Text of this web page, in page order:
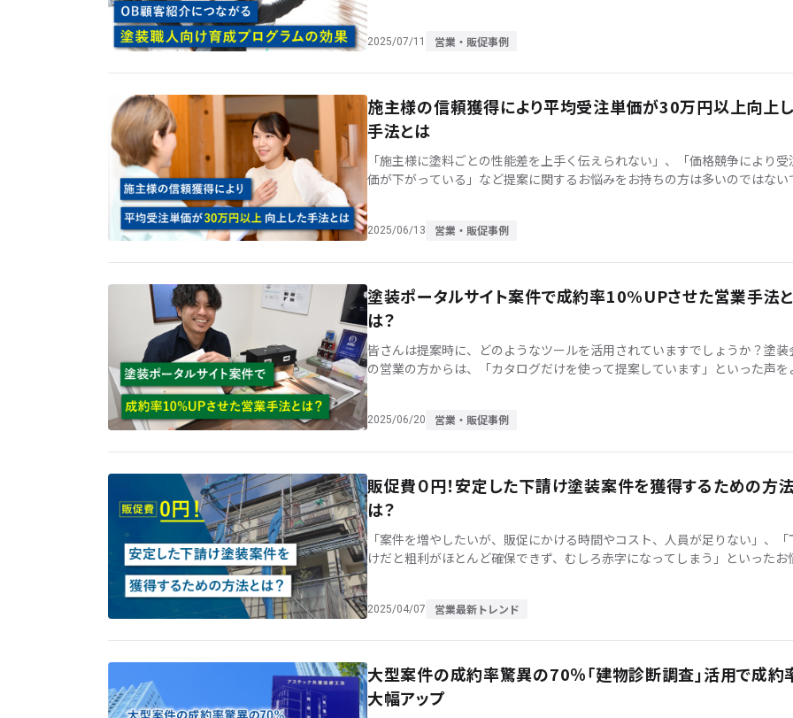
2025/07/11 営業・販促事例
施主様の信頼獲得により平均受注単価が30万円以上向上
手法とは
「施主様に塗料ごとの性能差を上手く伝えられない」、「価格競争により受
価が下がっている」など提案に関するお悩みをお持ちの方は多いのではない
2025/06/13 営業・販促事例
塗装ポータルサイト案件で成約率10%UPさせた営業手法と
は？
皆さんは提案時に、どのようなツールを活用されていますでしょうか？塗装
の営業の方からは、「カタログだけを使って提案しています」といった声を
2025/06/20 営業・販促事例
販促費０円！安定した下請け塗装案件を獲得するための方
は？
「案件を増やしたいが、販促にかける時間やコスト、人員が足りない」、「
けだと粗利がほとんど確保できず、むしろ赤字になってしまう」といったお
2025/04/07 営業最新トレンド
大型案件の成約率驚異の70％「建物診断調査」活用で成約
大幅アップ